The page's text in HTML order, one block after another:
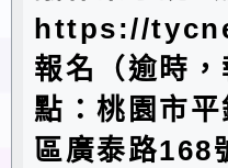
https://
報名（逾時
點：桃園市
區廣泰路168